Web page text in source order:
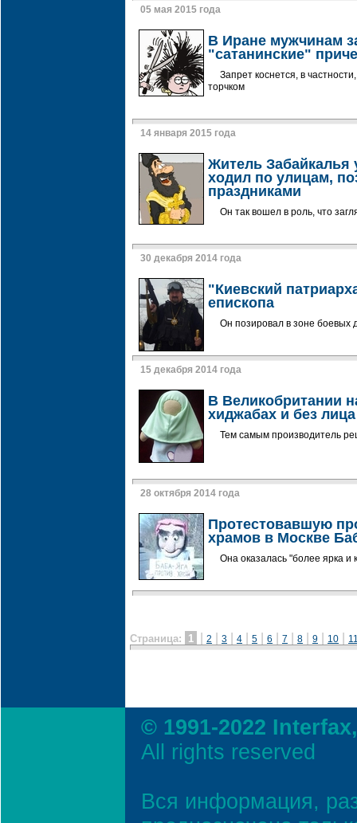
05 мая 2015 года
В Иране мужчинам
"сатанинские"
Запрет коснется, в
торчком
14 января 2015 года
Житель Забайкалья
ходил по улицам,
праздниками
Он так вошел в роль, что
30 декабря 2014 года
"Киевский
епископа
Он позировал в зоне боевых
15 декабря 2014 года
В Великобритании
хиджабах и без лица
Тем самым производитель
28 октября 2014 года
Протестовавшую
храмов в Москве
Она оказалась "более ярка и
Страница: 1 2 3 4 5 6 7 8 9 10
© 1991-2022
All rights reserved
Вся информация,